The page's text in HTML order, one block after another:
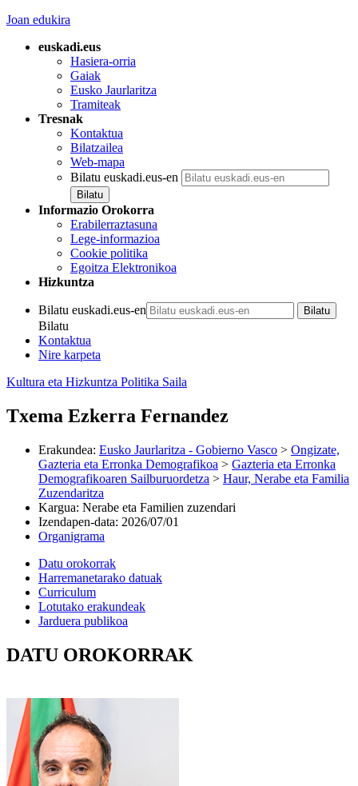
Joan edukira
euskadi.eus
Hasiera-orria
Gaiak
Eusko Jaurlaritza
Tramiteak
Tresnak
Kontaktua
Bilatzailea
Web-mapa
Bilatu euskadi.eus-en
Informazio Orokorra
Erabilerraztasuna
Lege-informazioa
Cookie politika
Egoitza Elektronikoa
Hizkuntza
Bilatu euskadi.eus-en
Bilatu
Kontaktua
Nire karpeta
Kultura eta Hizkuntza Politika Saila
Txema Ezkerra Fernandez
Erakundea: Eusko Jaurlaritza - Gobierno Vasco > Ongizate,
Gazteria eta Erronka Demografikoa > Gazteria eta Erronka
Demografikoaren Sailburuordetza > Haur, Nerabe eta Familia
Zuzendaritza
Kargua: Nerabe eta Familien zuzendari
Izendapen-data: 2026/07/01
Organigrama
Datu orokorrak
Harremanetarako datuak
Curriculum
Lotutako erakundeak
Jarduera publikoa
DATU OROKORRAK